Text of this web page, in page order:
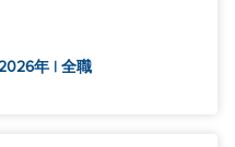
年 | 全職